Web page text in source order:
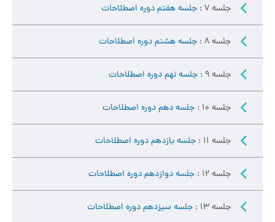
جلسه 7 : جلسه هفتم دوره اصطلاحات
جلسه 8 : جلسه هشتم دوره اصطلاحات
جلسه 9 : جلسه نهم دوره اصطلاحات
جلسه 10 : جلسه دهم دوره اصطلاحات
جلسه 11 : جلسه یازدهم دوره اصطلاحات
جلسه 12 : جلسه دوازدهم دوره اصطلاحات
جلسه 13 : جلسه سیزدهم دوره اصطلاحات